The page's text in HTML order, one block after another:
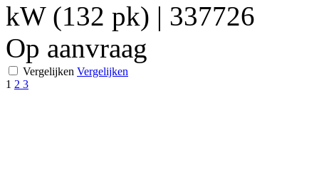
kW (132 pk) | 337726
Op aanvraag
Vergelijken Vergelijken
1 2 3